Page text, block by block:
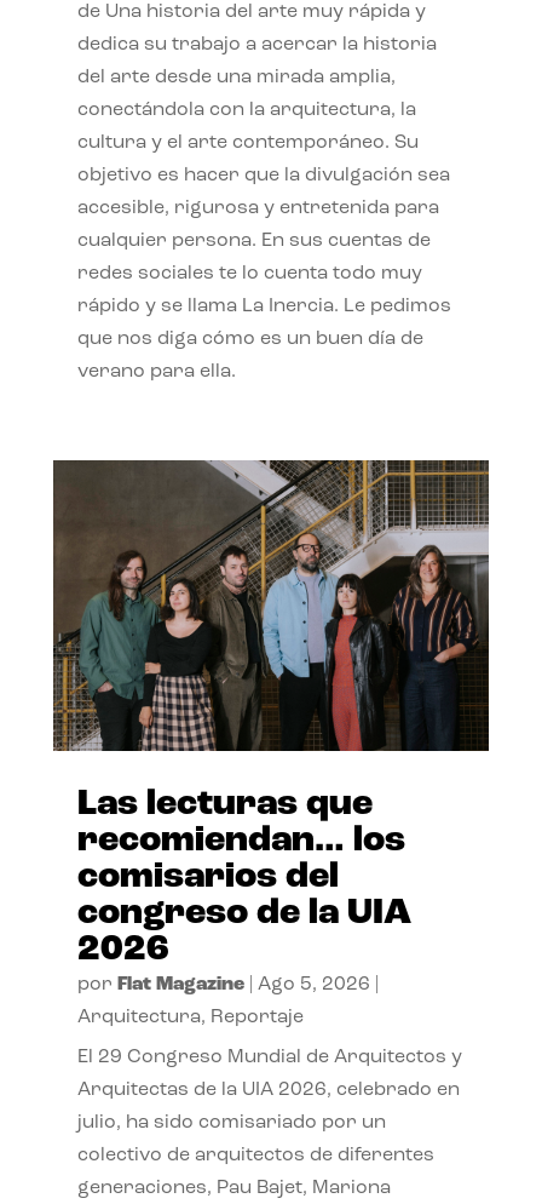
de Una historia del arte muy rápida y
dedica su trabajo a acercar la historia
del arte desde una mirada amplia,
conectándola con la arquitectura, la
cultura y el arte contemporáneo. Su
objetivo es hacer que la divulgación sea
accesible, rigurosa y entretenida para
cualquier persona. En sus cuentas de
redes sociales te lo cuenta todo muy
rápido y se llama La Inercia. Le pedimos
que nos diga cómo es un buen día de
verano para ella.
Las lecturas que
recomiendan… los
comisarios del
congreso de la UIA
2026
por Flat Magazine| Ago 5, 2026
Arquitectura, Reportaje
El 29 Congreso Mundial de Arquitectos y
Arquitectas de la UIA 2026, celebrado en
julio, ha sido comisariado por un
colectivo de arquitectos de diferentes
generaciones, Pau Bajet, Mariona